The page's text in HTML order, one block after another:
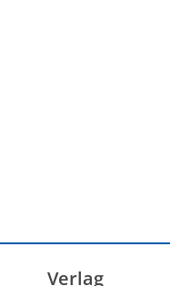
Verlag